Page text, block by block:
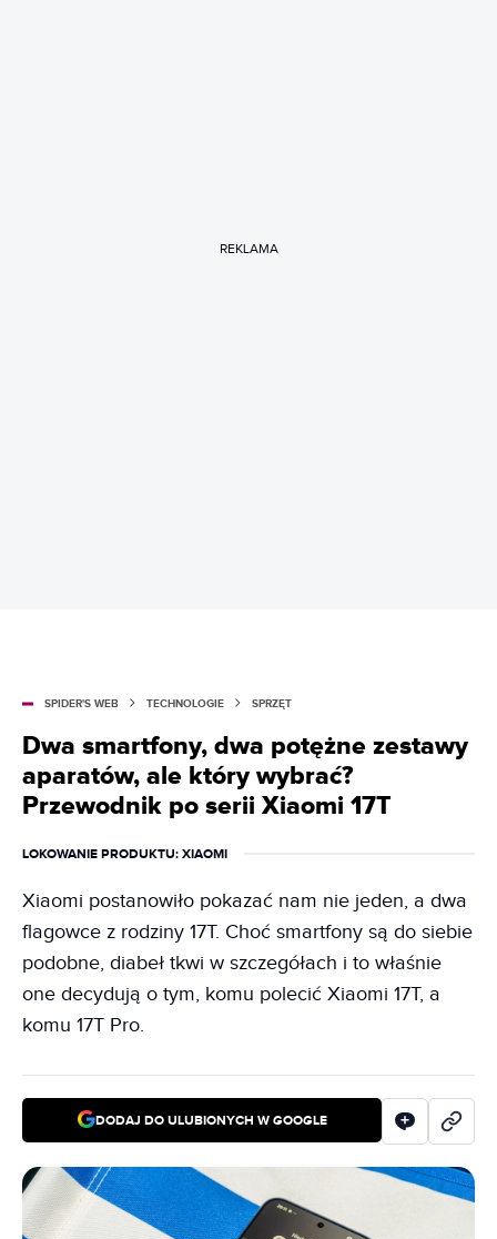
REKLAMA
SPIDER'S WEB TECHNOLOGIE SPRZĘT
Dwa smartfony, dwa potężne zestawy
aparatów, ale który wybrać?
Przewodnik po serii Xiaomi 17T
LOKOWANIE PRODUKTU: XIAOMI
Xiaomi postanowiło pokazać nam nie jeden, a dwa
flagowce z rodziny 17T. Choć smartfony są do siebie
podobne, diabeł tkwi w szczegółach i to właśnie
one decydują o tym, komu polecić Xiaomi 17T, a
komu 17T Pro.
DODAJ DO ULUBIONYCH W GOOGLE